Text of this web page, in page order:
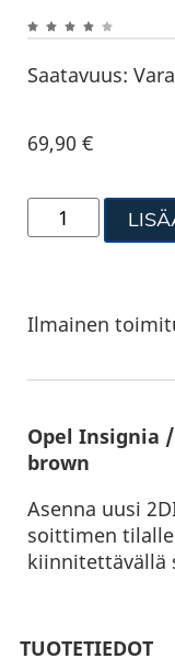
Saatavuus:
69,90€
Ilmainen
Opel Insignia
brown
Asenna uusi
soittimen
kiinnitettävällä
TUOTETIEDOT